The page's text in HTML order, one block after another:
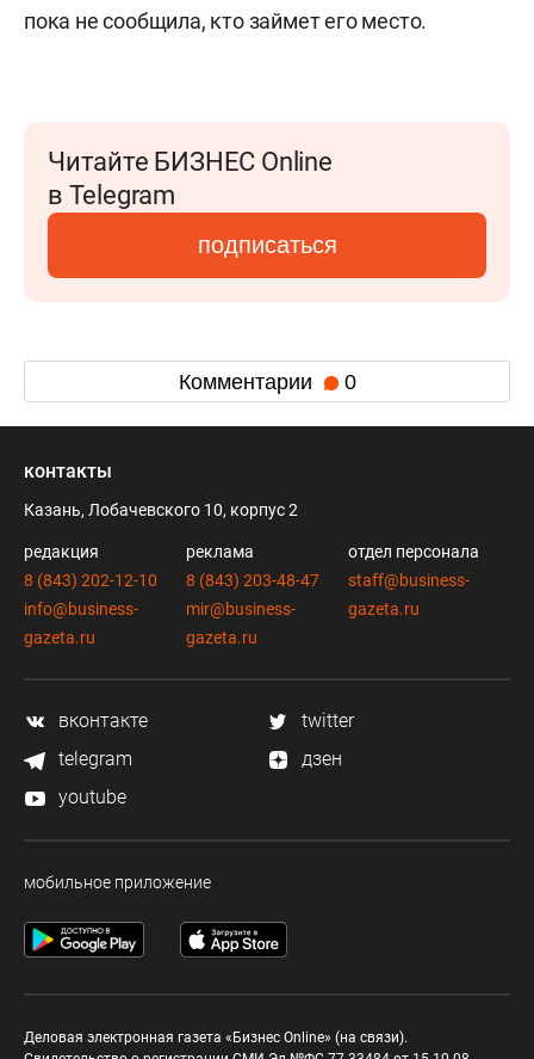
пока не сообщила, кто займет его место.
Читайте БИЗНЕС Online
в Telegram
подписаться
Комментарии 0
контакты
Казань, Лобачевского 10, корпус 2
редакция
8 (843) 202-12-10
info@business-
gazeta.ru
реклама
8 (843) 203-48-47
mir@business-
gazeta.ru
отдел персонала
staff@business-
gazeta.ru
вконтакте
twitter
telegram
дзен
youtube
мобильное приложение
Деловая электронная газета «Бизнес Online» (на связи).